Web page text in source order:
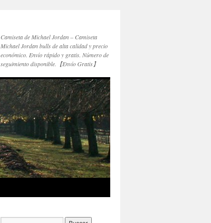
Camiseta de Michael Jordan – Camiseta
Michael Jordan bulls de alta calidad y precio
económico. Envío rápido y gratis. Número de
seguimiento disponible.【Envío Gratis】